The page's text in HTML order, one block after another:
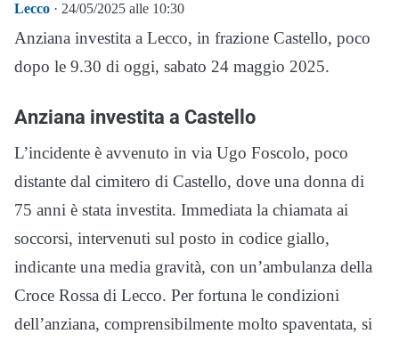
Lecco · 24/05/2025 alle 10:30
Anziana investita a Lecco, in frazione Castello, poco
dopo le 9.30 di oggi, sabato 24 maggio 2025.
Anziana investita a Castello
L’incidente è avvenuto in via Ugo Foscolo, poco
distante dal cimitero di Castello, dove una donna di
75 anni è stata investita. Immediata la chiamata ai
soccorsi, intervenuti sul posto in codice giallo,
indicante una media gravità, con un’ambulanza della
Croce Rossa di Lecco. Per fortuna le condizioni
dell’anziana, comprensibilmente molto spaventata, si